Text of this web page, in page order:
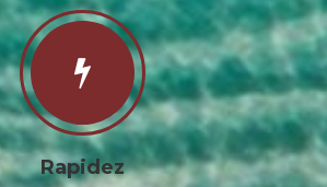
Rapidez